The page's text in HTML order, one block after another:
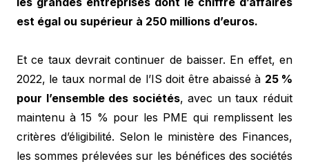
est égal ou supérieur à 250 millions d’euros.
Et ce taux devrait continuer de baisser. En effet, en
2022, le taux normal de l’IS doit être abaissé à 25 %
pour l’ensemble des sociétés, avec un taux réduit
maintenu à 15 % pour les PME qui remplissent les
critères d’éligibilité. Selon le ministère des Finances,
les sommes prélevées sur les bénéfices des sociétés